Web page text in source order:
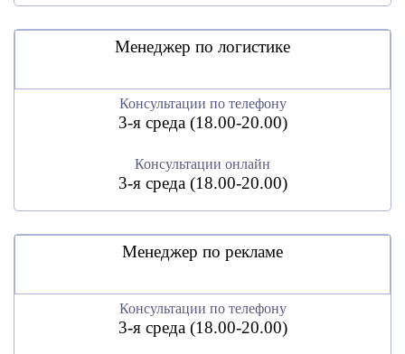
Менеджер по логистике
Консультации по телефону
3-я среда (18.00-20.00)
Консультации онлайн
3-я среда (18.00-20.00)
Менеджер по рекламе
Консультации по телефону
3-я среда (18.00-20.00)